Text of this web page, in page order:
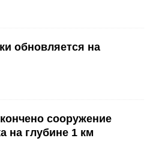
обновляется на
сооружение
на глубине 1 км